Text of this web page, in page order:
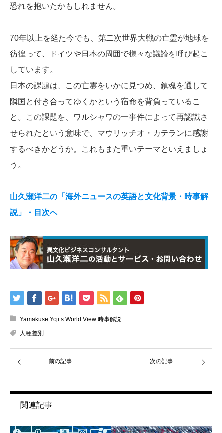
恐れを抱いたかもしれません。
70年以上を経た今でも、第二次世界大戦の亡霊が地球を
彷徨って、ドイツや日本の周囲で様々な議論を呼び起こ
しています。
日本の課題は、この亡霊をいかに見つめ、鎮魂を通して
隣国と付き合ってゆくかという宿命を背負っているこ
と。この課題を、ワルシャワの一事件によって再認識さ
せられたという意味で、マウリッチオ・カテランに感謝
するべきかどうか。これもまた重いテーマといえましょ
う。
山久瀬洋二の「海外ニュースの英語と文化背景・時事解
説」・目次へ
Yamakuse Yoji’s World View 時事解説
人種差別
前の記事 次の記事
関連記事